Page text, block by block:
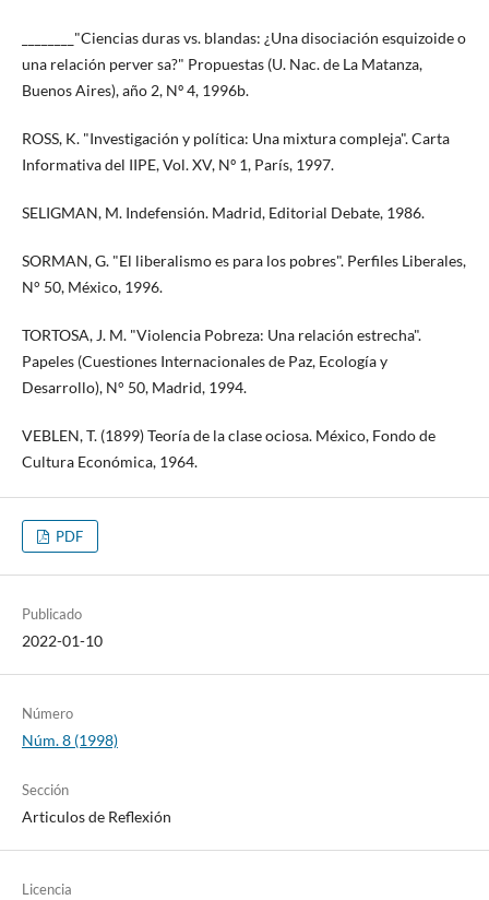
________"Ciencias duras vs. blandas: ¿Una disociación esquizoide o
una relación perver sa?" Propuestas (U. Nac. de La Matanza,
Buenos Aires), año 2, Nº 4, 1996b.
ROSS, K. "Investigación y política: Una mixtura compleja". Carta
Informativa del IIPE, Vol. XV, Nº 1, París, 1997.
SELIGMAN, M. Indefensión. Madrid, Editorial Debate, 1986.
SORMAN, G. "El liberalismo es para los pobres". Perfiles Liberales,
N° 50, México, 1996.
TORTOSA, J. M. "Violencia Pobreza: Una relación estrecha".
Papeles (Cuestiones Internacionales de Paz, Ecología y
Desarrollo), N° 50, Madrid, 1994.
VEBLEN, T. (1899) Teoría de la clase ociosa. México, Fondo de
Cultura Económica, 1964.
PDF
Publicado
2022-01-10
Número
Núm. 8 (1998)
Sección
Articulos de Reflexión
Licencia